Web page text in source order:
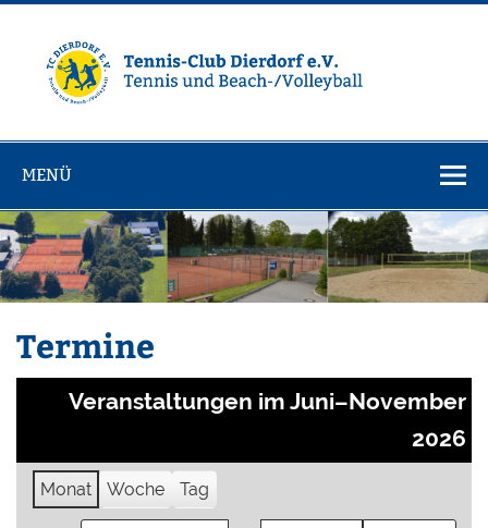
Zum
Dierdorf e.V.
MENÜ
Termine
Veranstaltungen im Juni–November
2026
Monat Woche Tag